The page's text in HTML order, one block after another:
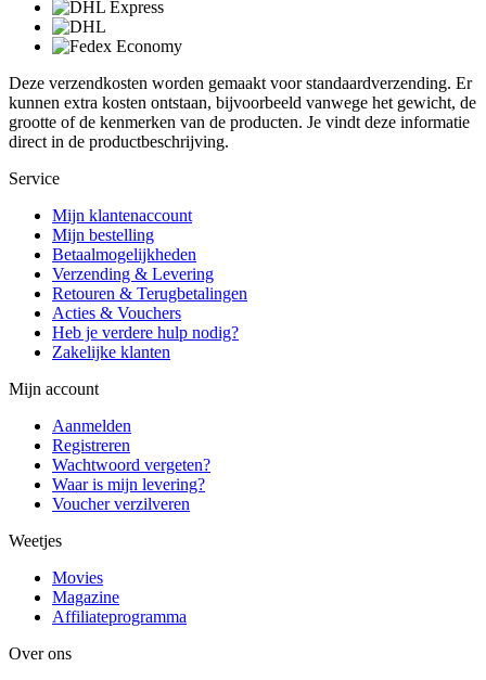
Deze verzendkosten worden gemaakt voor standaardverzending. Er
kunnen extra kosten ontstaan, bijvoorbeeld vanwege het gewicht, de
grootte of de kenmerken van de producten. Je vindt deze informatie
direct in de productbeschrijving.
Service
Mijn klantenaccount
Mijn bestelling
Betaalmogelijkheden
Verzending & Levering
Retouren & Terugbetalingen
Acties & Vouchers
Heb je verdere hulp nodig?
Zakelijke klanten
Mijn account
Aanmelden
Registreren
Wachtwoord vergeten?
Waar is mijn levering?
Voucher verzilveren
Weetjes
Movies
Magazine
Affiliateprogramma
Over ons